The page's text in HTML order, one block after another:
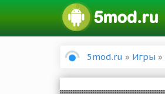
5mod.ru » Игры »